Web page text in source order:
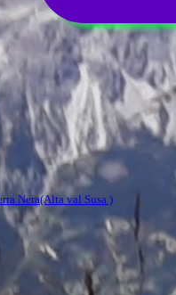
Nera(Alta val Susa )